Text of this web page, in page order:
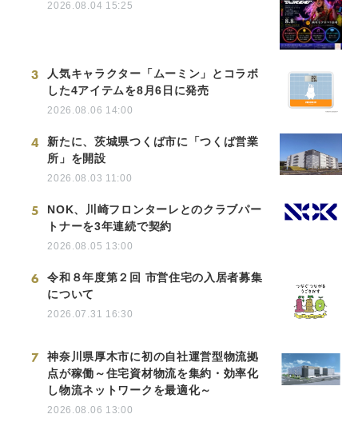
2026.08.04 15:25
3
人気キャラクター「ムーミン」とコラボ
した4アイテムを8月6日に発売
2026.08.06 14:00
4
新たに、茨城県つくば市に「つくば営業
所」を開設
2026.08.03 11:00
5
NOK、川崎フロンターレとのクラブパー
トナーを3年連続で契約
2026.08.05 13:00
6
令和８年度第２回 市営住宅の入居者募集
について
2026.07.31 16:30
7
神奈川県厚木市に初の自社運営型物流拠
点が稼働～住宅資材物流を集約・効率化
し物流ネットワークを最適化～
2026.08.06 13:00